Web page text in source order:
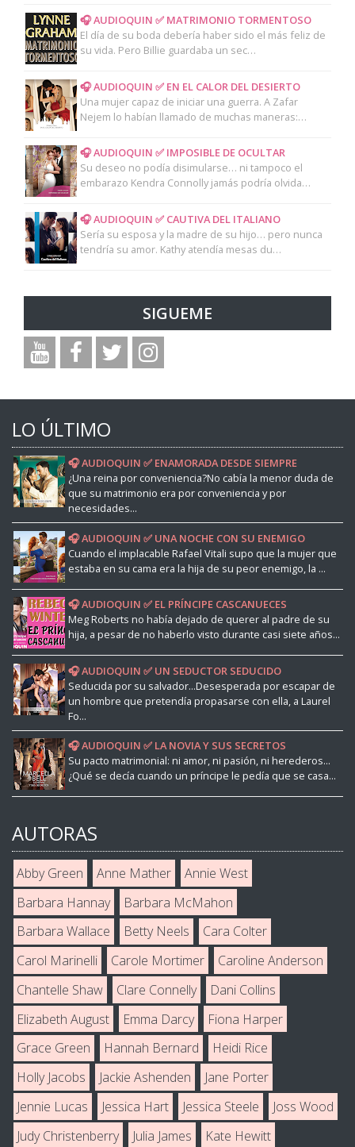
🎧 AUDIOQUIN ✅ MATRIMONIO TORMENTOSO
El día de su boda debería haber sido el más feliz de
su vida. Pero Billie guardaba un sec…
🎧 AUDIOQUIN ✅ EN EL CALOR DEL DESIERTO
Una mujer capaz de iniciar una guerra. A Zafar
Nejem lo habían llamado de muchas maneras:…
🎧 AUDIOQUIN ✅ IMPOSIBLE DE OCULTAR
Su deseo no podía disimularse… ni tampoco el
embarazo Kendra Connolly jamás podría olvida…
🎧 AUDIOQUIN ✅ CAUTIVA DEL ITALIANO
Sería su esposa y la madre de su hijo… pero nunca
tendría su amor. Kathy atendía mesas du…
SIGUEME
LO ÚLTIMO
🎧 AUDIOQUIN ✅ ENAMORADA DESDE SIEMPRE
¿Una reina por conveniencia?No cabía la menor duda de
que su matrimonio era por conveniencia y por
necesidades...
🎧 AUDIOQUIN ✅ UNA NOCHE CON SU ENEMIGO
Cuando el implacable Rafael Vitali supo que la mujer que
estaba en su cama era la hija de su peor enemigo, la ...
🎧 AUDIOQUIN ✅ EL PRÍNCIPE CASCANUECES
Meg Roberts no había dejado de querer al padre de su
hija, a pesar de no haberlo visto durante casi siete años...
🎧 AUDIOQUIN ✅ UN SEDUCTOR SEDUCIDO
Seducida por su salvador...Desesperada por escapar de
un hombre que pretendía propasarse con ella, a Laurel
Fo...
🎧 AUDIOQUIN ✅ LA NOVIA Y SUS SECRETOS
Su pacto matrimonial: ni amor, ni pasión, ni herederos...
¿Qué se decía cuando un príncipe le pedía que se casa...
AUTORAS
Abby Green Anne Mather
Annie West
Barbara Hannay
Barbara McMahon
Barbara Wallace
Betty Neels
Cara Colter
Carol Marinelli
Carole Mortimer
Caroline Anderson
Chantelle Shaw
Clare Connelly
Dani Collins
Elizabeth August
Emma Darcy
Fiona Harper
Grace Green
Hannah Bernard
Heidi Rice
Holly Jacobs
Jackie Ashenden
Jane Porter
Jennie Lucas
Jessica Hart Jessica Steele
Joss Wood
Judy Christenberry
Julia James
Kate Hewitt